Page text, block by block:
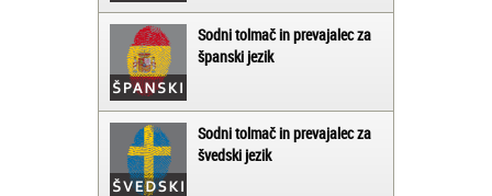
Sodni tolmač in prevajalec za
španski jezik
Sodni tolmač in prevajalec za
švedski jezik